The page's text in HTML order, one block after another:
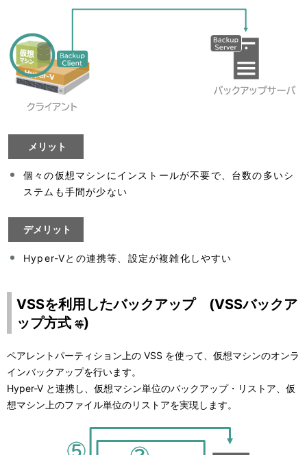
メリット
個々の仮想マシンにインストールが不要で、台数の多いシ
ステムも手間が少ない
デメリット
Hyper-Vとの連携等、設定が複雑化しやすい
VSSを利用したバックアップ (VSSバックア
ップ方式 等)
ペアレントパーティション上の VSS を使って、仮想マシンのオンラ
インバックアップを行います。
Hyper-V と連携し、仮想マシン単位のバックアップ・リストア、仮
想マシン上のファイル単位のリストアを実現します。